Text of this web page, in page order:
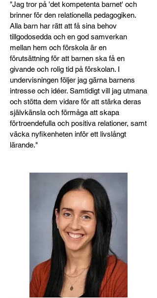
"Jag tror på 'det kompetenta barnet' och
brinner för den relationella pedagogiken.
Alla barn har rätt att få sina behov
tillgodosedda och en god samverkan
mellan hem och förskola är en
förutsättning för att barnen ska få en
givande och rolig tid på förskolan. I
undervisningen följer jag gärna barnens
intresse och idéer. Samtidigt vill jag utmana
och stötta dem vidare för att stärka deras
självkänsla och förmåga att skapa
förtroendefulla och positiva relationer, samt
väcka nyfikenheten inför ett livslångt
lärande."